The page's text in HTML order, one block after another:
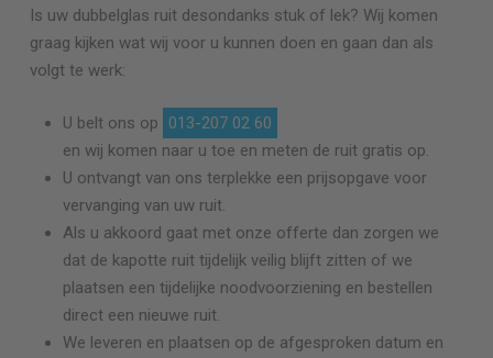
Is uw dubbelglas ruit desondanks stuk of lek? Wij komen
graag kijken wat wij voor u kunnen doen en gaan dan als
volgt te werk:
U belt ons op
013-207 02 60
en wij komen naar u toe en meten de ruit gratis op.
U ontvangt van ons terplekke een prijsopgave voor
vervanging van uw ruit.
Als u akkoord gaat met onze offerte dan zorgen we
dat de kapotte ruit tijdelijk veilig blijft zitten of we
plaatsen een tijdelijke noodvoorziening en bestellen
direct een nieuwe ruit.
We leveren en plaatsen op de afgesproken datum en